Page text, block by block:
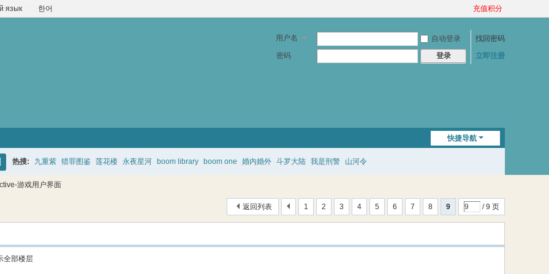
язык 한어 充值积分
用户名 自动登录
找回密码
密码
登录 立即注册
快捷导航
搜
热搜: 九重紫 猎罪图鉴 莲花楼 永夜星河 boom library boom one 婚内婚外 斗罗大陆 我是刑警 山河令
游戏用户界面
1 2 3 4 5 6 7 8 9 / 9 页
返回列表
全部楼层